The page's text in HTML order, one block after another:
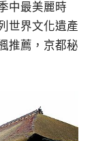
中最美麗時
世界文化遺產
推薦，京都秘